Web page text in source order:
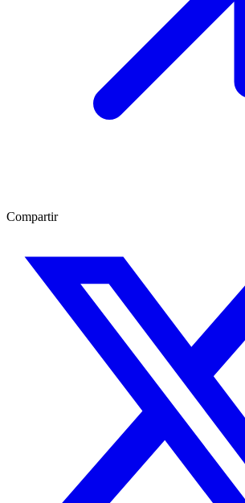
Compartir